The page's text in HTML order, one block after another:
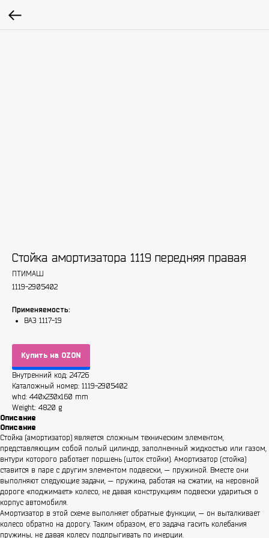
Стойка амортизатора 1119 передняя правая
ПТИМАШ
1119-2905402
Применяемость:
ВАЗ 1117-19
Купить на OZON
Внутренний код: 24726
Каталожный номер: 1119-2905402
whd: 440x230x160 mm
Weight: 4820 g
Описание
Описание
Стойка (амортизатор) является сложным техническим элементом,
представляющим собой полый цилиндр, заполненный жидкостью или газом,
внтури которого работает поршень (шток стойки). Амортизатор (стойка)
ставится в паре с другим элементом подвески, — пружиной. Вместе они
выполняют следующие задачи, — пружина, работая на сжатии, на неровной
дороге «поджимает» колесо, не давая конструкциям подвески удариться о
корпус автомобиля.
Амортизатор в этой схеме выполняет обратные функции, — он выталкивает
колесо обратно на дорогу. Таким образом, его задача гасить колебания
пружины, не давая колесу подпрыгивать по инерции.